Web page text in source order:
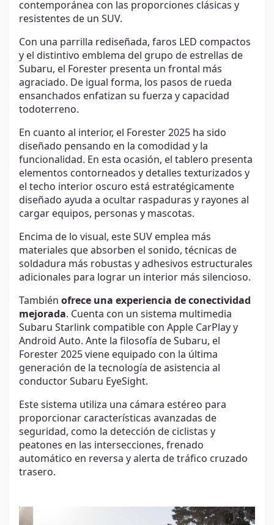
contemporánea con las proporciones clásicas y
resistentes de un SUV.
Con una parrilla rediseñada, faros LED compactos
y el distintivo emblema del grupo de estrellas de
Subaru, el Forester presenta un frontal más
agraciado. De igual forma, los pasos de rueda
ensanchados enfatizan su fuerza y capacidad
todoterreno.
En cuanto al interior, el Forester 2025 ha sido
diseñado pensando en la comodidad y la
funcionalidad. En esta ocasión, el tablero presenta
elementos contorneados y detalles texturizados y
el techo interior oscuro está estratégicamente
diseñado ayuda a ocultar raspaduras y rayones al
cargar equipos, personas y mascotas.
Encima de lo visual, este SUV emplea más
materiales que absorben el sonido, técnicas de
soldadura más robustas y adhesivos estructurales
adicionales para lograr un interior más silencioso.
También ofrece una experiencia de conectividad
mejorada. Cuenta con un sistema multimedia
Subaru Starlink compatible con Apple CarPlay y
Android Auto. Ante la filosofía de Subaru, el
Forester 2025 viene equipado con la última
generación de la tecnología de asistencia al
conductor Subaru EyeSight.
Este sistema utiliza una cámara estéreo para
proporcionar características avanzadas de
seguridad, como la detección de ciclistas y
peatones en las intersecciones, frenado
automático en reversa y alerta de tráfico cruzado
trasero.